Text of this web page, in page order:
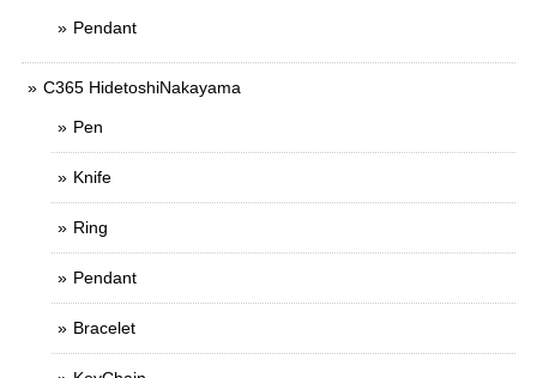
Pendant
C365 HidetoshiNakayama
Pen
Knife
Ring
Pendant
Bracelet